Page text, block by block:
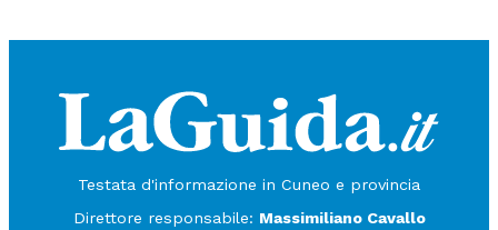
Testata d'informazione in Cuneo e provincia
Direttore responsabile: Massimiliano Cavallo